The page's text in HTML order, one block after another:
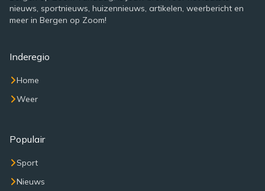
nieuws, sportnieuws, huizennieuws, artikelen, weerbericht en
meer in Bergen op Zoom!
Inderegio
Home
Weer
Populair
Sport
Nieuws